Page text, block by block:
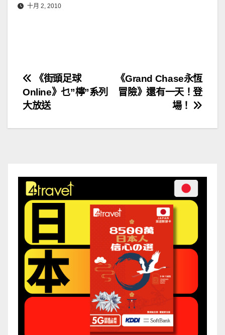
十月 2, 2010
文
章
導
《Grand Chase永恆
冒險》還有一天！登
場！
《街頭足球
Online》乜”檸”系列
大放送